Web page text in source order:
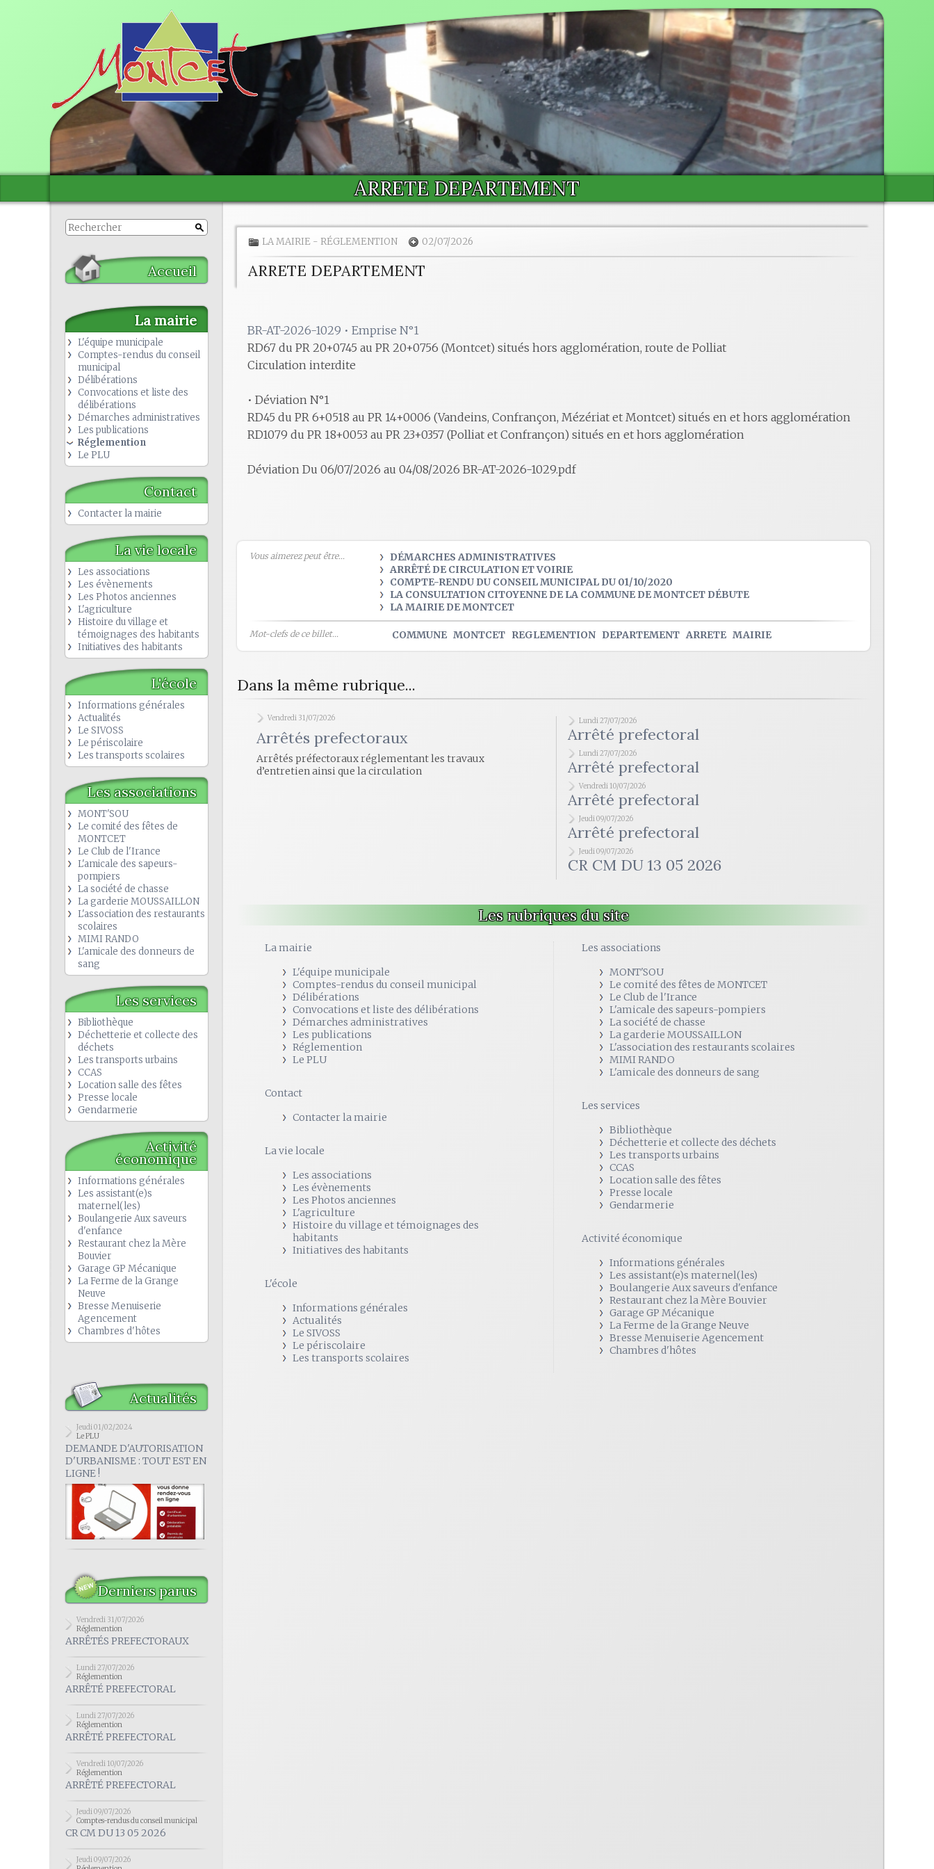
ARRETE DEPARTEMENT
Accueil
La mairie
L'équipe municipale
Comptes-rendus du conseil
municipal
Délibérations
Convocations et liste des
délibérations
Démarches administratives
Les publications
Réglemention
Le PLU
Contact
Contacter la mairie
La vie locale
Les associations
Les évènements
Les Photos anciennes
L'agriculture
Histoire du village et
témoignages des habitants
Initiatives des habitants
L'école
Informations générales
Actualités
Le SIVOSS
Le périscolaire
Les transports scolaires
Les associations
MONT'SOU
Le comité des fêtes de
MONTCET
Le Club de l'Irance
L'amicale des sapeurs-
pompiers
La société de chasse
La garderie MOUSSAILLON
L'association des restaurants
scolaires
MIMI RANDO
L'amicale des donneurs de
sang
Les services
Bibliothèque
Déchetterie et collecte des
déchets
Les transports urbains
CCAS
Location salle des fêtes
Presse locale
Gendarmerie
Activité
économique
Informations générales
Les assistant(e)s
maternel(les)
Boulangerie Aux saveurs
d'enfance
Restaurant chez la Mère
Bouvier
Garage GP Mécanique
La Ferme de la Grange
Neuve
Bresse Menuiserie
Agencement
Chambres d'hôtes
Actualités
Jeudi 01/02/2024
Le PLU
DEMANDE D'AUTORISATION
D'URBANISME : TOUT EST EN
LIGNE !
Derniers parus
Vendredi 31/07/2026
Réglemention
ARRÊTÉS PREFECTORAUX
Lundi 27/07/2026
Réglemention
ARRÊTÉ PREFECTORAL
Lundi 27/07/2026
Réglemention
ARRÊTÉ PREFECTORAL
Vendredi 10/07/2026
Réglemention
ARRÊTÉ PREFECTORAL
Jeudi 09/07/2026
Comptes-rendus du conseil municipal
CR CM DU 13 05 2026
Jeudi 09/07/2026
LA MAIRIE - RÉGLEMENTION 02/07/2026
ARRETE DEPARTEMENT
BR-AT-2026-1029 • Emprise N°1
RD67 du PR 20+0745 au PR 20+0756 (Montcet) situés hors agglomération, route de Polliat
Circulation interdite
• Déviation N°1
RD45 du PR 6+0518 au PR 14+0006 (Vandeins, Confrançon, Mézériat et Montcet) situés en et hors agglomération
RD1079 du PR 18+0053 au PR 23+0357 (Polliat et Confrançon) situés en et hors agglomération
Déviation Du 06/07/2026 au 04/08/2026 BR-AT-2026-1029.pdf
Vous aimerez peut être...
DÉMARCHES ADMINISTRATIVES
ARRÊTÉ DE CIRCULATION ET VOIRIE
COMPTE-RENDU DU CONSEIL MUNICIPAL DU 01/10/2020
LA CONSULTATION CITOYENNE DE LA COMMUNE DE MONTCET DÉBUTE
LA MAIRIE DE MONTCET
Mot-clefs de ce billet... COMMUNE MONTCET REGLEMENTION DEPARTEMENT ARRETE MAIRIE
Dans la même rubrique...
Vendredi 31/07/2026
Arrêtés prefectoraux
Arrêtés préfectoraux réglementant les travaux
d’entretien ainsi que la circulation
Lundi 27/07/2026
Arrêté prefectoral
Lundi 27/07/2026
Arrêté prefectoral
Vendredi 10/07/2026
Arrêté prefectoral
Jeudi 09/07/2026
Arrêté prefectoral
Jeudi 09/07/2026
CR CM DU 13 05 2026
Les rubriques du site
La mairie
L'équipe municipale
Comptes-rendus du conseil municipal
Délibérations
Convocations et liste des délibérations
Démarches administratives
Les publications
Réglemention
Le PLU
Contact
Contacter la mairie
La vie locale
Les associations
Les évènements
Les Photos anciennes
L'agriculture
Histoire du village et témoignages des
habitants
Initiatives des habitants
L'école
Informations générales
Actualités
Le SIVOSS
Le périscolaire
Les transports scolaires
Les associations
MONT'SOU
Le comité des fêtes de MONTCET
Le Club de l'Irance
L'amicale des sapeurs-pompiers
La société de chasse
La garderie MOUSSAILLON
L'association des restaurants scolaires
MIMI RANDO
L'amicale des donneurs de sang
Les services
Bibliothèque
Déchetterie et collecte des déchets
Les transports urbains
CCAS
Location salle des fêtes
Presse locale
Gendarmerie
Activité économique
Informations générales
Les assistant(e)s maternel(les)
Boulangerie Aux saveurs d'enfance
Restaurant chez la Mère Bouvier
Garage GP Mécanique
La Ferme de la Grange Neuve
Bresse Menuiserie Agencement
Chambres d'hôtes